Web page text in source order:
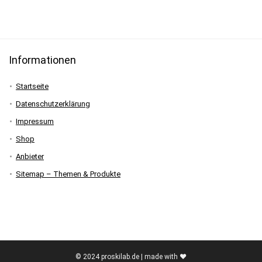
Informationen
Startseite
Datenschutzerklärung
Impressum
Shop
Anbieter
Sitemap – Themen & Produkte
© 2024 proskilab.de | made with ♥